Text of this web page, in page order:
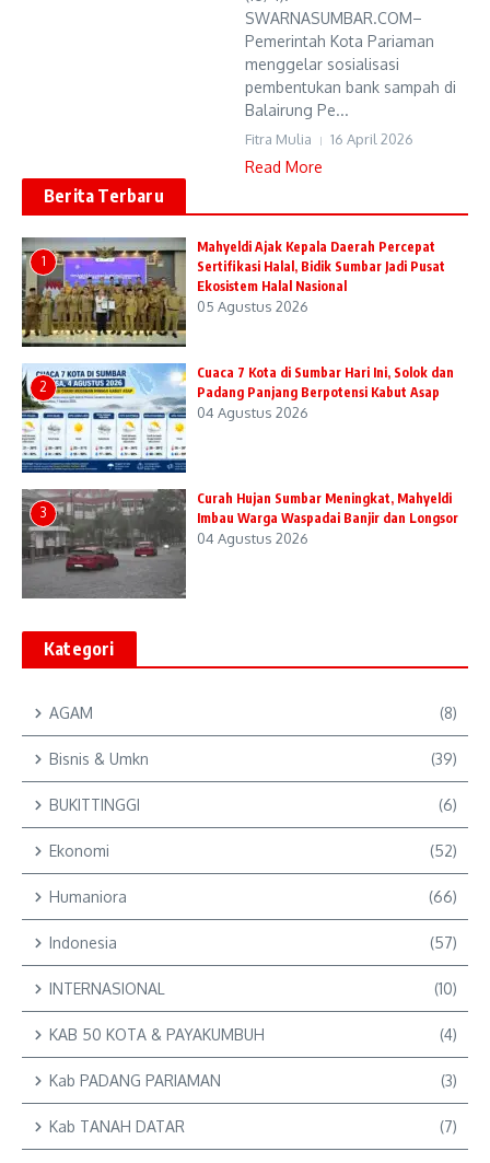
SWARNASUMBAR.COM–
Pemerintah Kota Pariaman
menggelar sosialisasi
pembentukan bank sampah di
Balairung Pe...
Fitra Mulia 16 April 2026
Read More
Berita Terbaru
1
Mahyeldi Ajak Kepala Daerah Percepat
Sertifikasi Halal, Bidik Sumbar Jadi Pusat
Ekosistem Halal Nasional
05 Agustus 2026
2
Cuaca 7 Kota di Sumbar Hari Ini, Solok dan
Padang Panjang Berpotensi Kabut Asap
04 Agustus 2026
3
Curah Hujan Sumbar Meningkat, Mahyeldi
Imbau Warga Waspadai Banjir dan Longsor
04 Agustus 2026
Kategori
AGAM (8)
Bisnis & Umkn (39)
BUKITTINGGI (6)
Ekonomi (52)
Humaniora (66)
Indonesia (57)
INTERNASIONAL (10)
KAB 50 KOTA & PAYAKUMBUH (4)
Kab PADANG PARIAMAN (3)
Kab TANAH DATAR (7)